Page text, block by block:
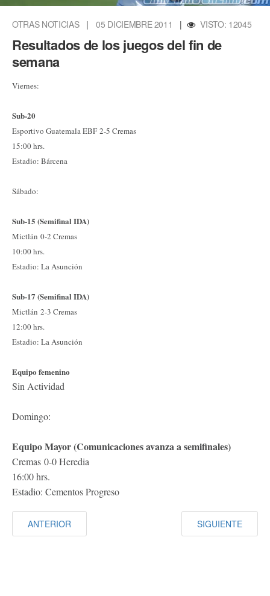
OTRAS NOTICIAS | 05 DICIEMBRE 2011 | VISTO: 12045
Resultados de los juegos del fin de
semana
Viernes:
Sub-20
Esportivo Guatemala EBF 2-5 Cremas
15:00 hrs.
Estadio: Bárcena
Sábado:
Sub-15 (Semifinal IDA)
Mictlán 0-2 Cremas
10:00 hrs.
Estadio: La Asunción
Sub-17 (Semifinal IDA)
Mictlán 2-3 Cremas
12:00 hrs.
Estadio: La Asunción
Equipo femenino
Sin Actividad
Domingo:
Equipo Mayor (Comunicaciones avanza a semifinales)
Cremas 0-0 Heredia
16:00 hrs.
Estadio: Cementos Progreso
ANTERIOR SIGUIENTE